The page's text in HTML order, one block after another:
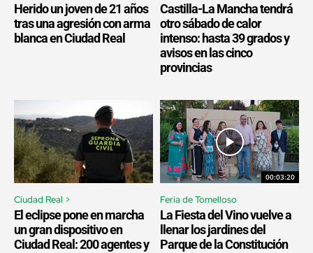
Herido un joven de 21 años
tras una agresión con arma
blanca en Ciudad Real
Castilla-La Mancha tendrá
otro sábado de calor
intenso: hasta 39 grados y
avisos en las cinco
provincias
Ciudad Real >
El eclipse pone en marcha
un gran dispositivo en
Ciudad Real: 200 agentes y
00:03:20
Feria de Tomelloso
La Fiesta del Vino vuelve a
llenar los jardines del
Parque de la Constitución